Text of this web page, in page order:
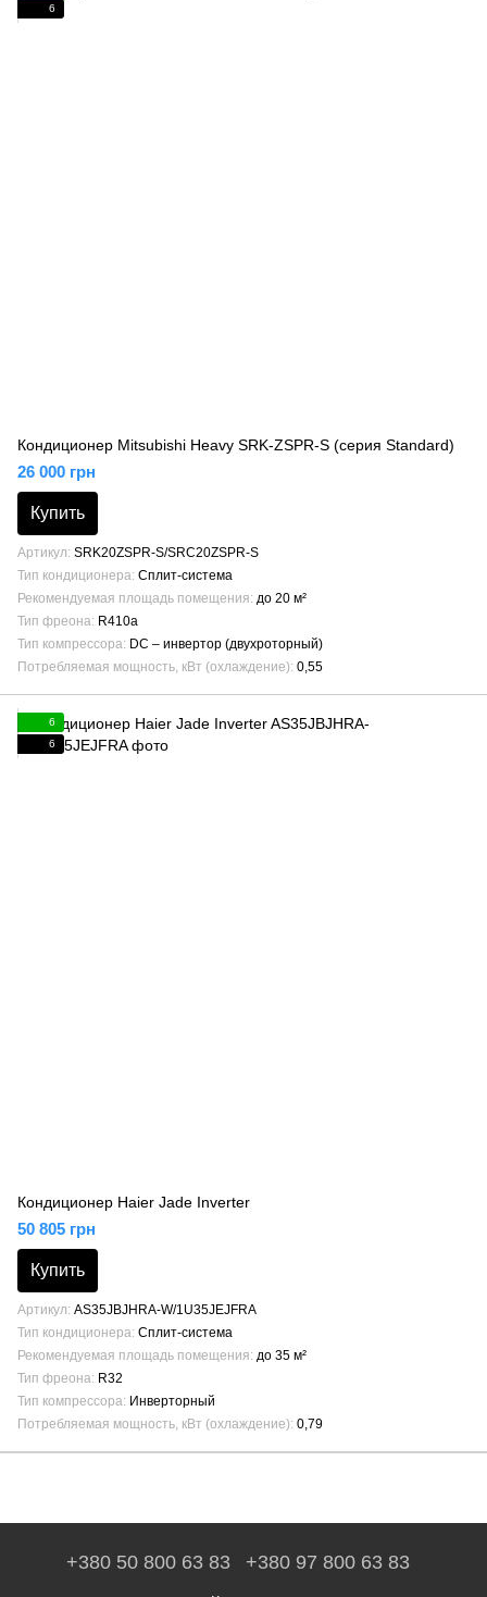
6
Кондиционер Mitsubishi Heavy SRK-ZSPR-S (серия Standard)
26 000 грн
Купить
Артикул SRK20ZSPR-S/SRC20ZSPR-S
Тип кондиционера Сплит-система
Рекомендуемая площадь помещения до 20 м²
Тип фреона R410a
Тип компрессора DC – инвертор (двухроторный)
Потребляемая мощность, кВт (охлаждение) 0,55
6
6
Кондиционер Haier Jade Inverter
50 805 грн
Купить
Артикул AS35JBJHRA-W/1U35JEJFRA
Тип кондиционера Сплит-система
Рекомендуемая площадь помещения до 35 м²
Тип фреона R32
Тип компрессора Инверторный
Потребляемая мощность, кВт (охлаждение) 0,79
+380 50 800 63 83 +380 97 800 63 83